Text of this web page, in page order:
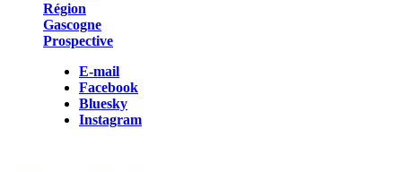
Région
Gascogne
Prospective
E-mail
Facebook
Bluesky
Instagram